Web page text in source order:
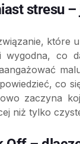
stresu
które
wygodna, co
co
zaczyna
niż tylko